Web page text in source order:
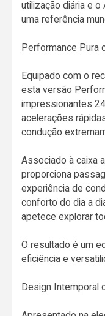
utilização diária e o
uma referência
Performance Pura
Equipado com o
esta versão
impressionantes
acelerações
condução
Associado à caixa
proporciona
experiência de
conforto do dia a
apetece explorar
O resultado é um
eficiência e
Design Intemporal